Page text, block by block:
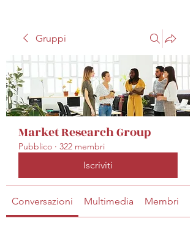
Gruppi
Market Research Group
Pubblico · 322 membri
Iscriviti
Conversazioni Multimedia Membri